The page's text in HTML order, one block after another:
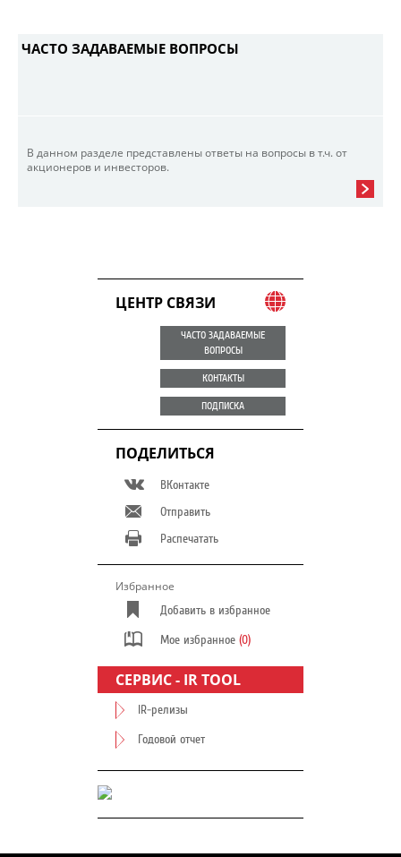
ЧАСТО ЗАДАВАЕМЫЕ ВОПРОСЫ
В данном разделе представлены ответы на вопросы в т.ч. от
акционеров и инвесторов.
ЦЕНТР СВЯЗИ
ЧАСТО ЗАДАВАЕМЫЕ
ВОПРОСЫ
КОНТАКТЫ
ПОДПИСКА
ПОДЕЛИТЬСЯ
ВКонтакте
Отправить
Распечатать
Избранное
Добавить в избранное
Мое избранное (0)
СЕРВИС - IR TOOL
IR-релизы
Годовой отчет